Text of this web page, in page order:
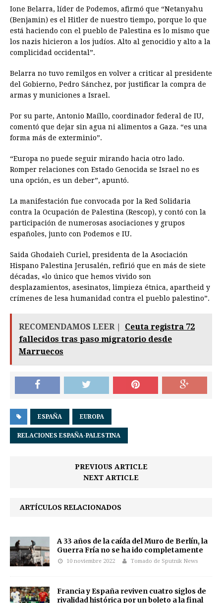
Ione Belarra, líder de Podemos, afirmó que “Netanyahu
(Benjamin) es el Hitler de nuestro tiempo, porque lo que
está haciendo con el pueblo de Palestina es lo mismo que
los nazis hicieron a los judíos. Alto al genocidio y alto a la
complicidad occidental”.
Belarra no tuvo remilgos en volver a criticar al presidente
del Gobierno, Pedro Sánchez, por justificar la compra de
armas y municiones a Israel.
Por su parte, Antonio Maíllo, coordinador federal de IU,
comentó que dejar sin agua ni alimentos a Gaza. “es una
forma más de exterminio”.
“Europa no puede seguir mirando hacia otro lado.
Romper relaciones con Estado Genocida se Israel no es
una opción, es un deber”, apuntó.
La manifestación fue convocada por la Red Solidaria
contra la Ocupación de Palestina (Rescop), y contó con la
participación de numerosas asociaciones y grupos
españoles, junto con Podemos e IU.
Saida Ghodaieh Curiel, presidenta de la Asociación
Hispano Palestina Jerusalén, refirió que en más de siete
décadas, «lo único que hemos vivido son
desplazamientos, asesinatos, limpieza étnica, apartheid y
crímenes de lesa humanidad contra el pueblo palestino”.
RECOMENDAMOS LEER |
Ceuta registra 72
fallecidos tras paso migratorio desde
Marruecos
ESPAÑA EUROPA
RELACIONES ESPAÑA-PALESTINA
PREVIOUS ARTICLE
NEXT ARTICLE
ARTÍCULOS RELACIONADOS
A 33 años de la caída del Muro de Berlín, la
Guerra Fría no se ha ido completamente
10 noviembre 2022 Tomado de Sputnik News
Francia y España reviven cuatro siglos de
rivalidad histórica por un boleto a la final